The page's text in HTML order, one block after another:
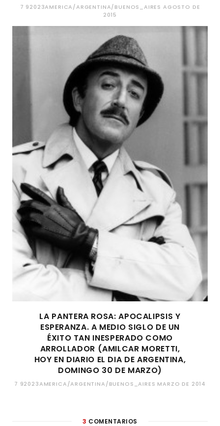
7 92023AMERICA/ARGENTINA/BUENOS_AIRES AGOSTO DE
2015
LA PANTERA ROSA: APOCALIPSIS Y
ESPERANZA. A MEDIO SIGLO DE UN
ÉXITO TAN INESPERADO COMO
ARROLLADOR (AMILCAR MORETTI,
HOY EN DIARIO EL DIA DE ARGENTINA,
DOMINGO 30 DE MARZO)
7 92023AMERICA/ARGENTINA/BUENOS_AIRES MARZO DE 2014
3 COMENTARIOS